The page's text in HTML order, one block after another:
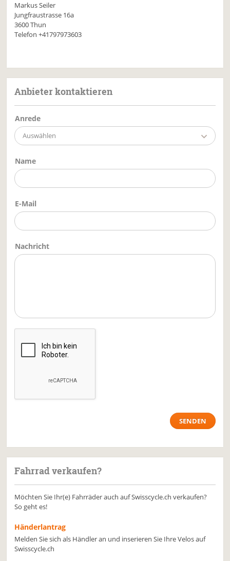
Markus Seiler
Jungfraustrasse 16a
3600 Thun
Telefon+41797973603
Anbieter kontaktieren
Anrede
Auswählen
Name
E-Mail
Nachricht
Fahrrad verkaufen?
Möchten Sie Ihr(e) Fahrräder auch auf Swisscycle.ch verkaufen?
So geht es!
Händerlantrag
Melden Sie sich als Händler an und inserieren Sie Ihre Velos auf
Swisscycle.ch